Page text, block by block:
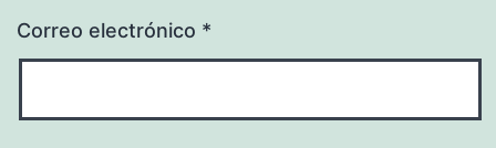
Correo electrónico *